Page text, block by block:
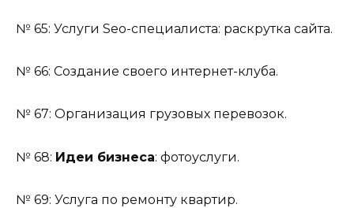
№ 65: Услуги Seo-специалиста: раскрутка сайта.
№ 66: Создание своего интернет-клуба.
№ 67: Организация грузовых перевозок.
№ 68: Идеи бизнеса: фотоуслуги.
№ 69: Услуга по ремонту квартир.